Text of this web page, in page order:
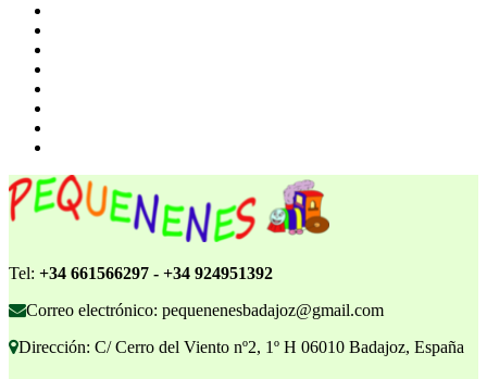
Tel: +34 661566297 - +34 924951392
Correo electrónico: pequenenesbadajoz@gmail.com
Dirección: C/ Cerro del Viento nº2, 1º H 06010 Badajoz, España